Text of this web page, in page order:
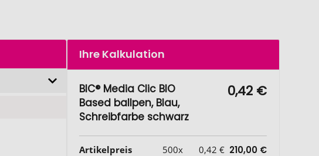
Ihre Kalkulation
BIC® Media Clic BIO
Based ballpen, Blau,
Schreibfarbe schwarz
0,42 €
Artikelpreis 500x 0,42 € 210,00 €